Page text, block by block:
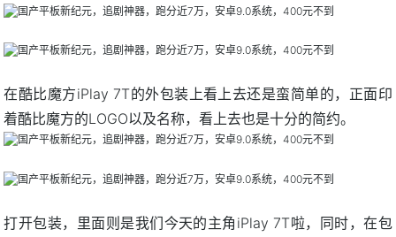
在酷比魔方iPlay 7T的外包装上看上去还是蛮简单的，正面印
着酷比魔方的LOGO以及名称，看上去也是十分的简约。
打开包装，里面则是我们今天的主角iPlay 7T啦，同时，在包